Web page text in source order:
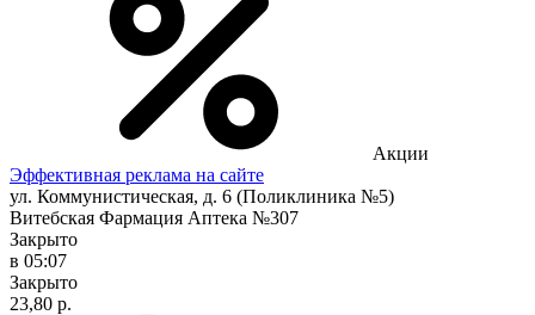
Акции
Эффективная реклама на сайте
ул. Коммунистическая, д. 6 (Поликлиника №5)
Витебская Фармация Аптека №307
Закрыто
в 05:07
Закрыто
23,80 р.